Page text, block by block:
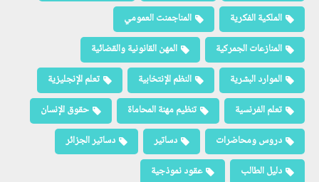
قانون أعمال
قانون الإجراءات الجزائية
قانون الإستهلاك
قانون الأسرة
قانون البيئة
قانون التأمين
قانون التعمير
قانون الجمارك
قانون الجماعات المحلية
قانون الجنسية
قانون الشركات
قانون الصفقات العمومية
قانون العمل
قانون الغابات